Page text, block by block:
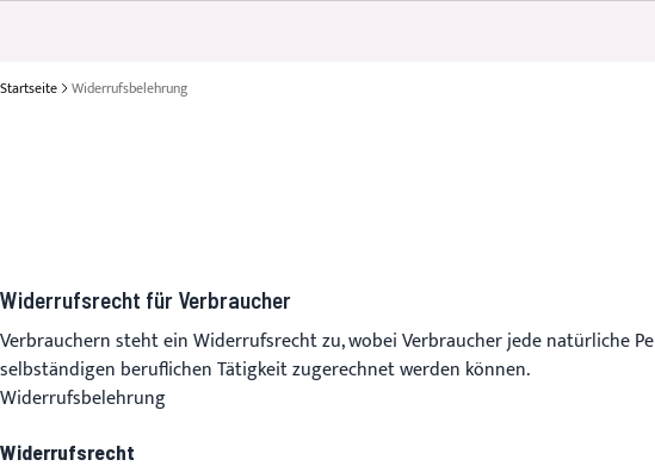
Startseite Widerrufsbelehrung
Widerrufsrecht für Verbraucher
Verbrauchern steht ein Widerrufsrecht zu, wobei Verbraucher jede natürliche
selbständigen beruflichen Tätigkeit zugerechnet werden können.
Widerrufsbelehrung
Widerrufsrecht